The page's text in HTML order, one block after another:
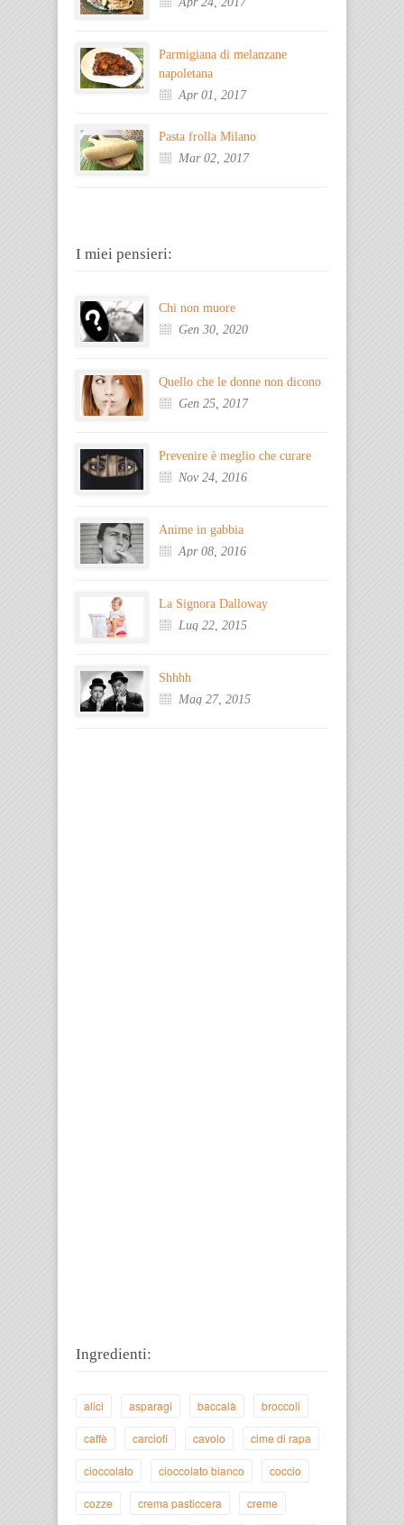
Parmigiana di melanzane
napoletana
Apr 01, 2017
Pasta frolla Milano
Mar 02, 2017
I miei pensieri:
Chi non muore
Gen 30, 2020
Quello che le donne non dicono
Gen 25, 2017
Prevenire è meglio che curare
Nov 24, 2016
Anime in gabbia
Apr 08, 2016
La Signora Dalloway
Lug 22, 2015
Shhhh
Mag 27, 2015
Ingredienti:
alici asparagi baccalà broccoli
caffè carciofi cavolo cime di rapa
cioccolato cioccolato bianco coccio
cozze crema pasticcera creme